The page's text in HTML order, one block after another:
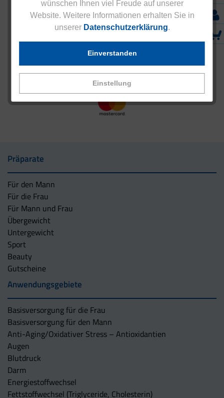
wünschen Ihnen viel Freude auf unserer
Website. Weitere Informationen erhalten Sie in
unserer Datenschutzerklärung.
Einstellung
Einverstanden
Präparate
Für den Mann
Für die Frau
Für Mann und Frau
Übergewicht
Untergewicht
Sport
Beauty
Gutscheine
Anwendungsgebiete
Basisversorgung für die Frau
Basisversorgung für den Mann
Anti-Aging/Oxidativer Stress – Antioxidantien
Augen
Blutdruck
Darm
Energiestoffwechsel
Fettstoffwechsel (Triglyceride, Cholesterin)